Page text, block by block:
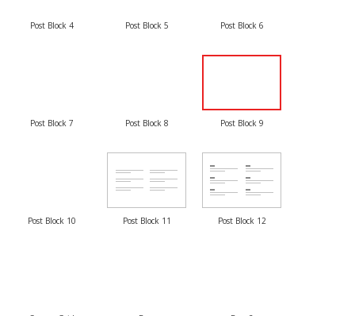
Post Block 4 Post Block 5 Post Block 6
Post Block 7 Post Block 8 Post Block 9
Post Block 10 Post Block 11 Post Block 12